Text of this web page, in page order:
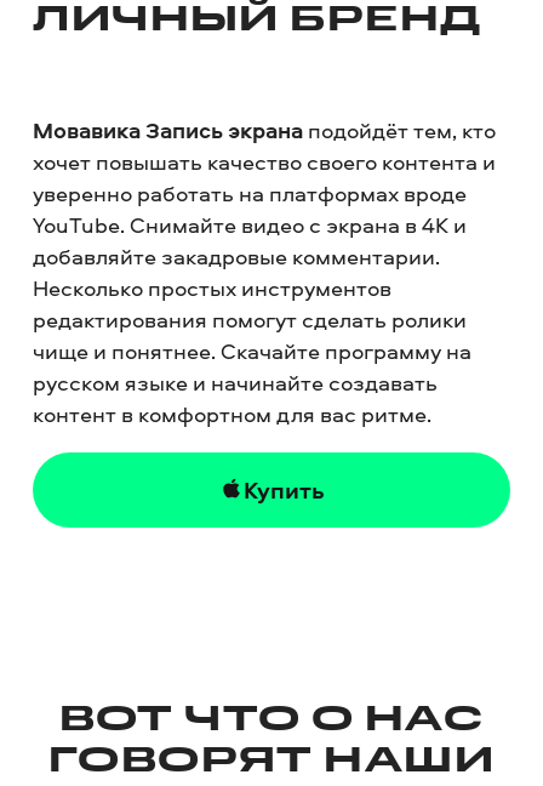
ЛИЧНЫЙ БРЕНД
Мовавика Запись экрана подойдёт тем, кто
хочет повышать качество своего контента и
уверенно работать на платформах вроде
YouTube. Снимайте видео с экрана в 4К и
добавляйте закадровые комментарии.
Несколько простых инструментов
редактирования помогут сделать ролики
чище и понятнее. Скачайте программу на
русском языке и начинайте создавать
контент в комфортном для вас ритме.
Купить
ВОТ ЧТО О НАС
ГОВОРЯТ НАШИ